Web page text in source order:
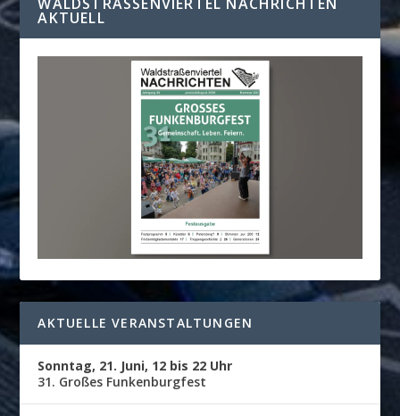
KTUELL
AKTUELLE VERANSTALTUNGEN
Sonntag, 21. Juni, 12 bis 22 Uhr
31. Großes Funkenburgfest